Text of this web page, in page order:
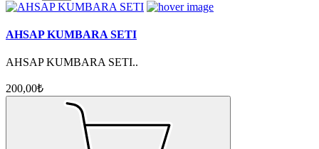
AHSAP KUMBARA SETI
AHSAP KUMBARA SETI..
200,00₺